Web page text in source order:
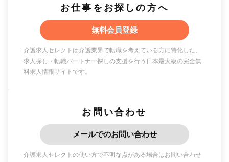
お仕事をお探しの方へ
無料会員登録
介護求人セレクトは介護業界で転職を考えている方に特化した、
求人探し・転職パートナー探しの支援を行う日本最大級の完全無
料求人情報サイトです。
お問い合わせ
メールでのお問い合わせ
介護求人セレクトの使い方で不明な点がある場合はお問い合わせ